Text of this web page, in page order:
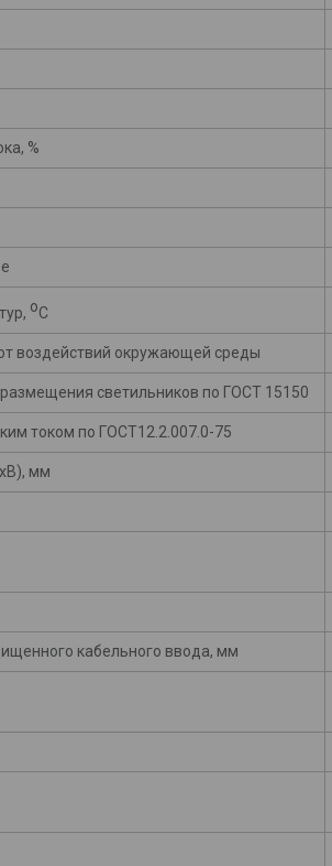
%
оС
воздействий окружающей среды
светильников по ГОСТ 15150
током по ГОСТ12.2.007.0-75
мм
кабельного ввода, мм